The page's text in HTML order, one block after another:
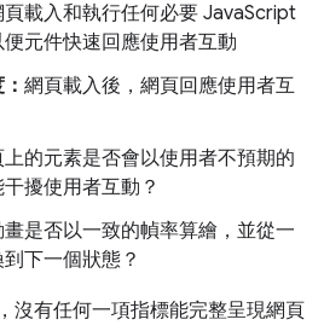
頁載入和執行任何必要 JavaScript
元件快速回應使用者互動
網頁載入後，網頁回應使用者互
上的元素是否會以使用者不預期的
擾使用者互動？
是否以一致的幀率算繪，並從一
下一個狀態？
沒有任何一項指標能完整呈現網頁